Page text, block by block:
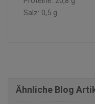
Salz: 0,5 g
Ähnliche Blog